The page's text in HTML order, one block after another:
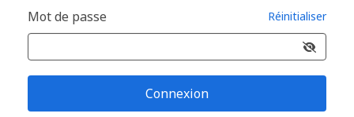
Mot de passe Réinitialiser
Connexion